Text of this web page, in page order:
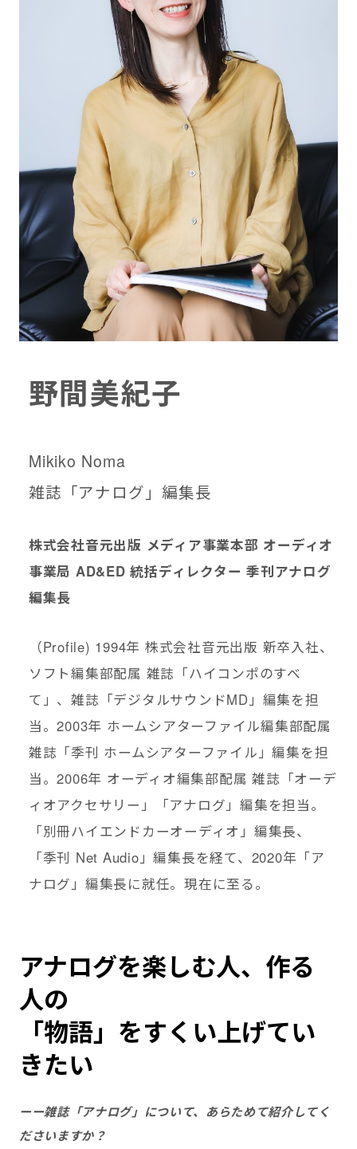
野間美紀子
Mikiko Noma
雑誌「アナログ」編集長
株式会社音元出版 メディア事業本部 オーディオ
事業局 AD&ED 統括ディレクター 季刊アナログ
編集長
（Profile) 1994年 株式会社音元出版 新卒入社、
ソフト編集部配属 雑誌「ハイコンポのすべ
て」、雑誌「デジタルサウンドMD」編集を担
当。2003年 ホームシアターファイル編集部配属
雑誌「季刊 ホームシアターファイル」編集を担
当。2006年 オーディオ編集部配属 雑誌「オーデ
ィオアクセサリー」「アナログ」編集を担当。
「別冊ハイエンドカーオーディオ」編集長、
「季刊 Net Audio」編集長を経て、2020年「ア
ナログ」編集長に就任。現在に至る。
アナログを楽しむ人、作る
人の
「物語」をすくい上げてい
きたい
ーー雑誌「アナログ」について、あらためて紹介してく
ださいますか？